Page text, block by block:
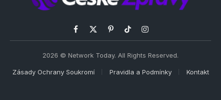
Facebook
X
PinterestTikTokInstagram
2026 © Network Today. All Rights Reserved.
Zásady Ochrany Soukromí Pravidla a Podmínky Kontakt